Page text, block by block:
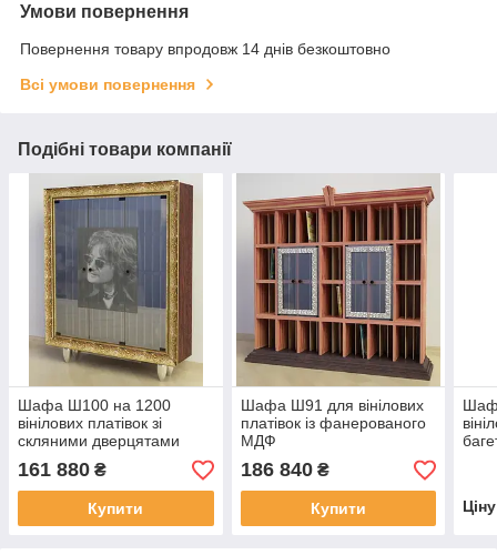
Умови повернення
Повернення товару впродовж 14 днів безкоштовно
Всі умови повернення
Подібні товари компанії
Шафа Ш100 на 1200
вінілових платівок зі
скляними дверцятами
161 880 ₴
Купити
Шафа Ш91 для вінілових
платівок із фанерованого
МДФ
186 840₴
Купити